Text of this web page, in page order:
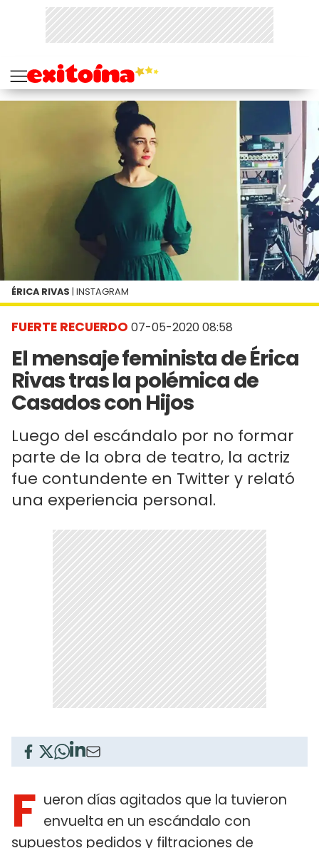
FUERTE RECUERDO 07-05-2020 08:58
El mensaje feminista de Érica
Rivas tras la polémica de
Casados con Hijos
Luego del escándalo por no formar
parte de la obra de teatro, la actriz
fue contundente en Twitter y relató
una experiencia personal.
ÉRICA RIVAS | INSTAGRAM
F ueron días agitados que la tuvieron
envuelta en un escándalo con
supuestos pedidos y filtraciones de